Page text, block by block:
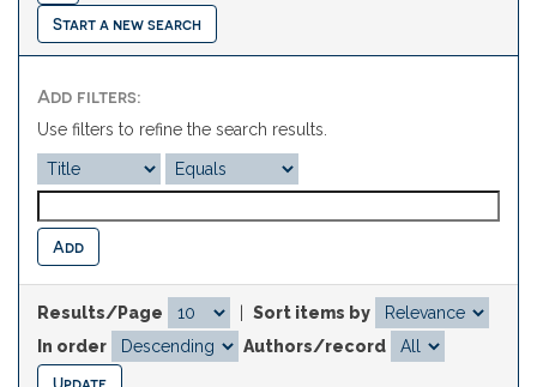
Start a new search
Add filters:
Use filters to refine the search results.
Results/Page
Sort items by
In order
Authors/record